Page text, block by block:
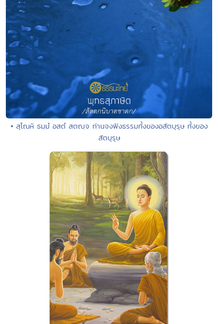
• สุโณหิ ธมฺมํ อสตํ สตญฺจ ท่านจงฟังธรรมทั้งของอสัตบุรุษ ทั้งของ
สัตบุรุษ